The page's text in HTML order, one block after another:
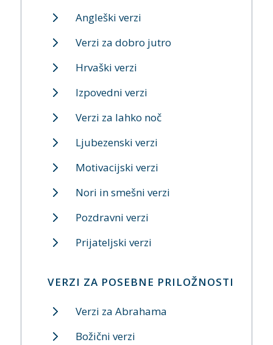
Angleški verzi
Verzi za dobro jutro
Hrvaški verzi
Izpovedni verzi
Verzi za lahko noč
Ljubezenski verzi
Motivacijski verzi
Nori in smešni verzi
Pozdravni verzi
Prijateljski verzi
VERZI ZA POSEBNE PRILOŽNOSTI
Verzi za Abrahama
Božični verzi